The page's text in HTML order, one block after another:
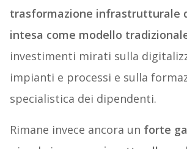
trasformazione infrastrutturale
intesa come modello
investimenti mirati sulla
impianti e processi e sulla
specialistica dei dipendenti.
Rimane invece ancora un forte